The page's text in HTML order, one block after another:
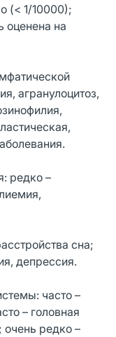
(< 1/10000);
оценена на
агранулоцитоз,
редко –
сна;
депрессия.
часто –
– головная
очень редко –